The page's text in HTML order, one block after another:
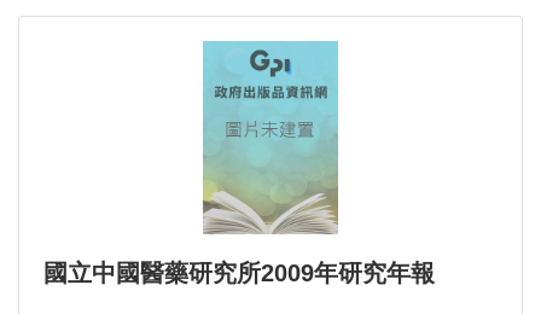
國立中國醫藥研究所2009年研究年報